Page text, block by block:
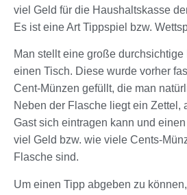
viel Geld für die Haushaltskasse
Es ist eine Art Tippspiel bzw.
Man stellt eine große durchsichtige
einen Tisch. Diese wurde vorher
Cent-Münzen gefüllt, die man
Neben der Flasche liegt ein Zettel,
Gast sich eintragen kann und
viel Geld bzw. wie viele Cents-
Flasche sind.
Um einen Tipp abgeben zu